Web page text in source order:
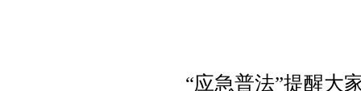
“应急普法”提醒大